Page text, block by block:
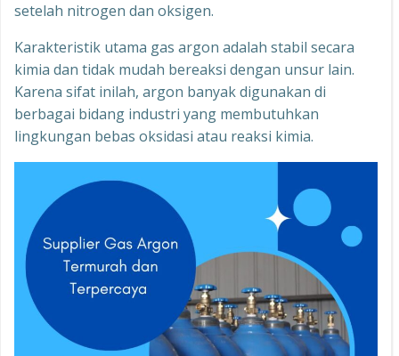
setelah nitrogen dan oksigen.
Karakteristik utama gas argon adalah stabil secara
kimia dan tidak mudah bereaksi dengan unsur lain.
Karena sifat inilah, argon banyak digunakan di
berbagai bidang industri yang membutuhkan
lingkungan bebas oksidasi atau reaksi kimia.